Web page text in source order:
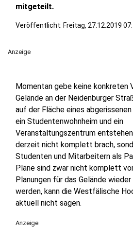
mitgeteilt.
Veröffentlicht: Freitag, 27.12.2019
Anzeige
Momentan gebe keine konkreten
Gelände an der Neidenburger
auf der Fläche eines
ein Studentenwohnheim und ein
Veranstaltungszentrum
derzeit nicht komplett brach,
Studenten und Mitarbeitern als
Pläne sind zwar nicht komplett
Planungen für das Gelände
werden, kann die Westfälische
aktuell nicht sagen.
Anzeige